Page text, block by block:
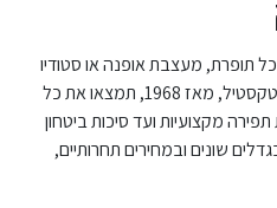
תופרת, מעצבת אופנה או סטודיו
מקצועי לא יכולים בלעדיו. במקור הטקסטיל, מאז 1968, תמצאו את כל
מקצועיות ועד סיכות ביטחון
שונים ובמחירים תחרותיים,